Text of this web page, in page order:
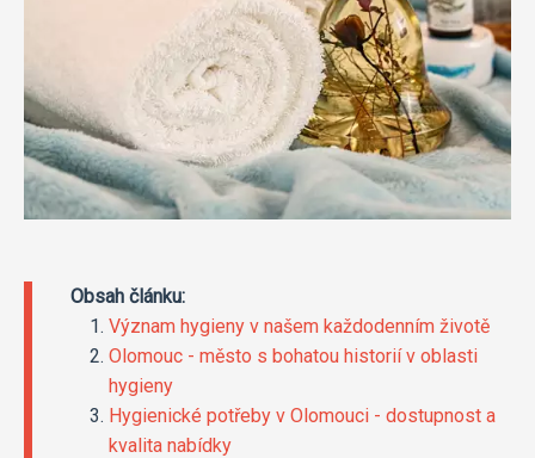
Obsah článku:
Význam hygieny v našem každodenním životě
Olomouc - město s bohatou historií v oblasti
hygieny
Hygienické potřeby v Olomouci - dostupnost a
kvalita nabídky